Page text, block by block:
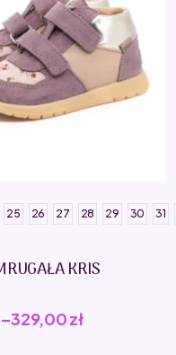
25 26 27 28 29 30 31
KRIS
–329,00zł